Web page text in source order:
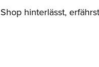
hinterlässt,